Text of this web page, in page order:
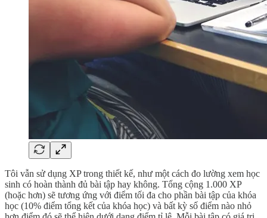
Tôi vẫn sử dụng XP trong thiết kế, như một cách đo lường xem học
sinh có hoàn thành đủ bài tập hay không. Tổng cộng 1.000 XP
(hoặc hơn) sẽ tương ứng với điểm tối đa cho phần bài tập của khóa
học (10% điểm tổng kết của khóa học) và bất kỳ số điểm nào nhỏ